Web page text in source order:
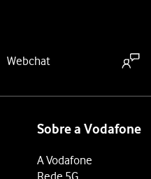
a app.
inicial.
Webchat
Sobre a Vodafone
A Vodafone
Rede 5G